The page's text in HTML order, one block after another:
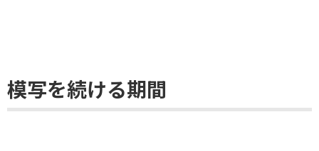
模写を続ける期間